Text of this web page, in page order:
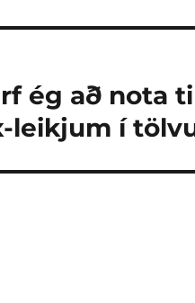
ég að nota
leikjum í